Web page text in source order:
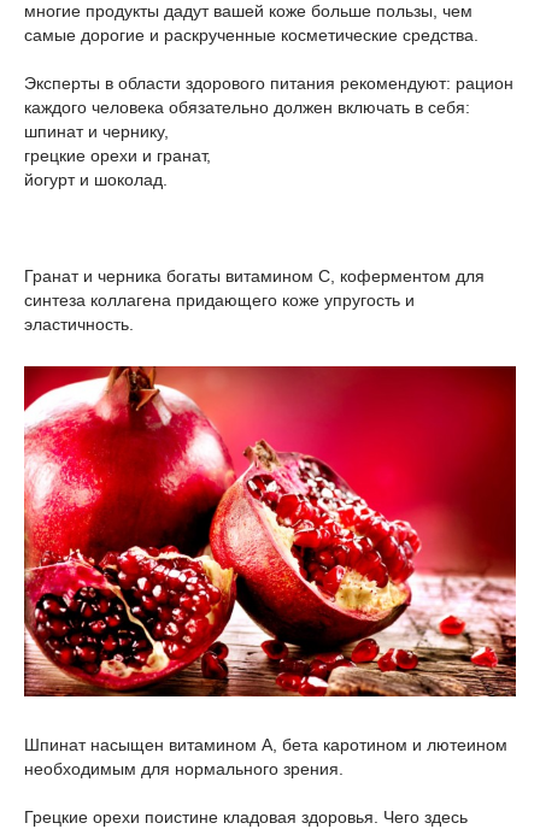
многие продукты дадут вашей коже больше пользы, чем
самые дорогие и раскрученные косметические средства.
Эксперты в области здорового питания рекомендуют: рацион
каждого человека обязательно должен включать в себя:
шпинат и чернику,
грецкие орехи и гранат,
йогурт и шоколад.
Гранат и черника богаты витамином С, коферментом для
синтеза коллагена придающего коже упругость и
эластичность.
Шпинат насыщен витамином А, бета каротином и лютеином
необходимым для нормального зрения.
Грецкие орехи поистине кладовая здоровья. Чего здесь